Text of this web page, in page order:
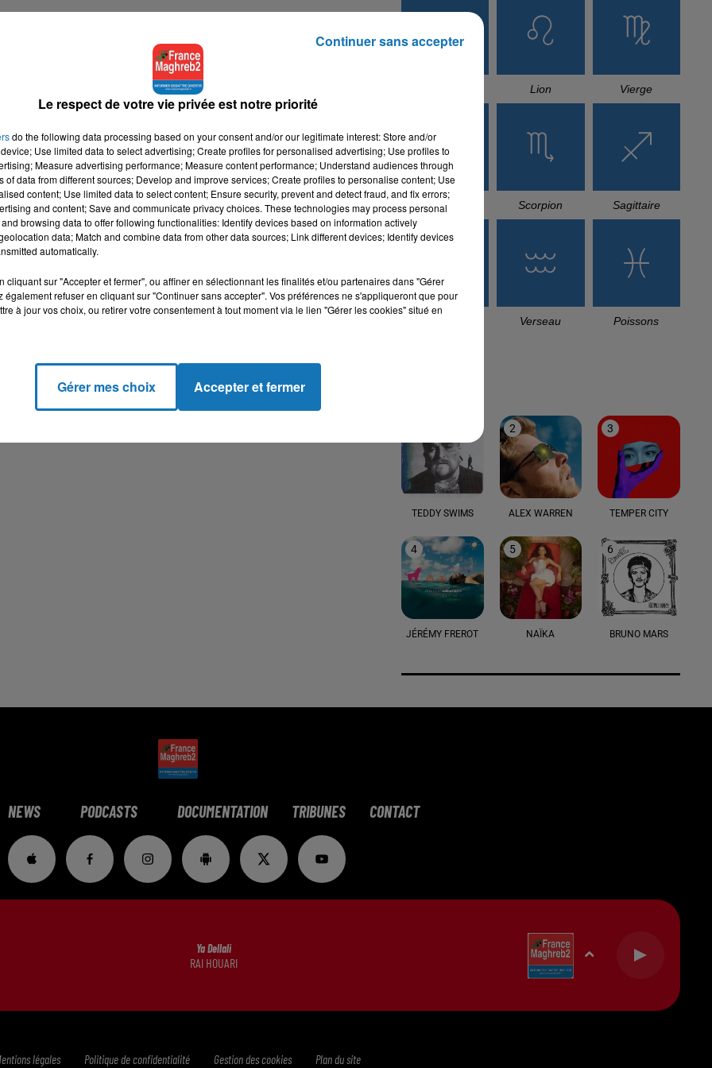
Lion Vierge
Balance Scorpion Sagittaire
Verseau Poissons
TEDDY SWIMS
2
ALEX WARREN
3
TEMPER CITY
4
JÉRÉMY FREROT
5
NAÏKA
6
BRUNO MARS
NEWS PODCASTS DOCUMENTATION TRIBUNES CONTACT
Ya Dellali
RAI HOUARI
légales Politique de confidentialité Gestion des cookies Plan du site
Le respect de votre vie privée est notre priorité
do the following data processing based on your consent and/or our legitimate interest: Store and/or
Use limited data to select advertising; Create profiles for personalised advertising; Use profiles to
Measure advertising performance; Measure content performance; Understand audiences through
of data from different sources; Develop and improve services; Create profiles to personalise content; Use
content; Use limited data to select content; Ensure security, prevent and detect fraud, and fix errors;
and content; Save and communicate privacy choices. These technologies may process personal
browsing data to offer following functionalities: Identify devices based on information actively
data; Match and combine data from other data sources; Link different devices; Identify devices
automatically.
cliquant sur "Accepter et fermer", ou affiner en sélectionnant les finalités et/ou partenaires dans "Gérer
également refuser en cliquant sur "Continuer sans accepter". Vos préférences ne s'appliqueront que pour
à jour vos choix, ou retirer votre consentement à tout moment via le lien "Gérer les cookies" situé en
Gérer mes choix Accepter et fermer
Continuer sans accepter